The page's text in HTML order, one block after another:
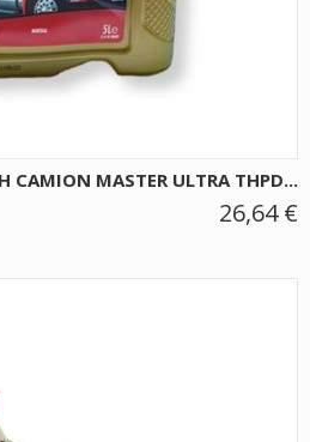
CAMION MASTER ULTRA THPD...
26,64 €